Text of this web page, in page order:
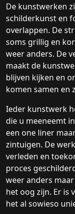
De kunstwerken
schilderkunst en
overlappen. De
soms grillig en
weer anders. De
maakt de
blijven kijken en
komen samen en
Ieder kunstwerk
die u meeneemt
een one liner
zintuigen. De
verleden en
proces
weer anders
het oog zijn. Er is
het al sowieso